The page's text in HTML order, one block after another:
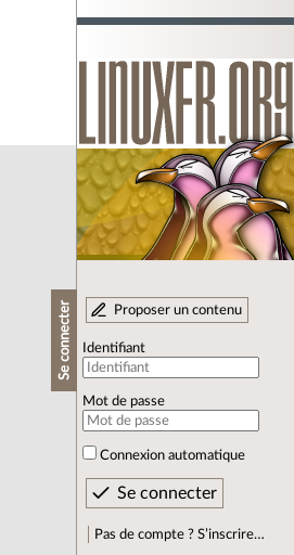
Se connecter Proposer un contenu
Identifiant
Mot de passe
Connexion automatique
Pas de compte ? S’inscrire…